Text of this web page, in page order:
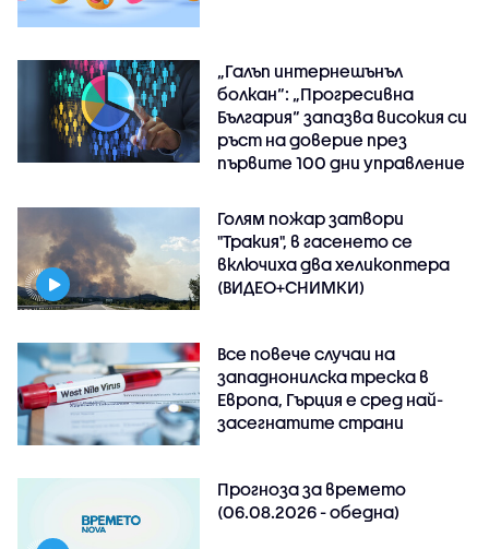
„Галъп интернешънъл
болкан“: „Прогресивна
България“ запазва високия си
ръст на доверие през
първите 100 дни управление
Голям пожар затвори
"Тракия", в гасенето се
включиха два хеликоптера
(ВИДЕО+СНИМКИ)
Все повече случаи на
западнонилска треска в
Европа, Гърция е сред най-
засегнатите страни
Прогноза за времето
(06.08.2026 - обедна)